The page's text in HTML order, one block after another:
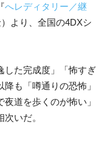
へレディタリー／継
より、全国の4DXシ
した完成度」「怖すぎ
も「噂通りの恐怖」
道を歩くのが怖い」
いだ。